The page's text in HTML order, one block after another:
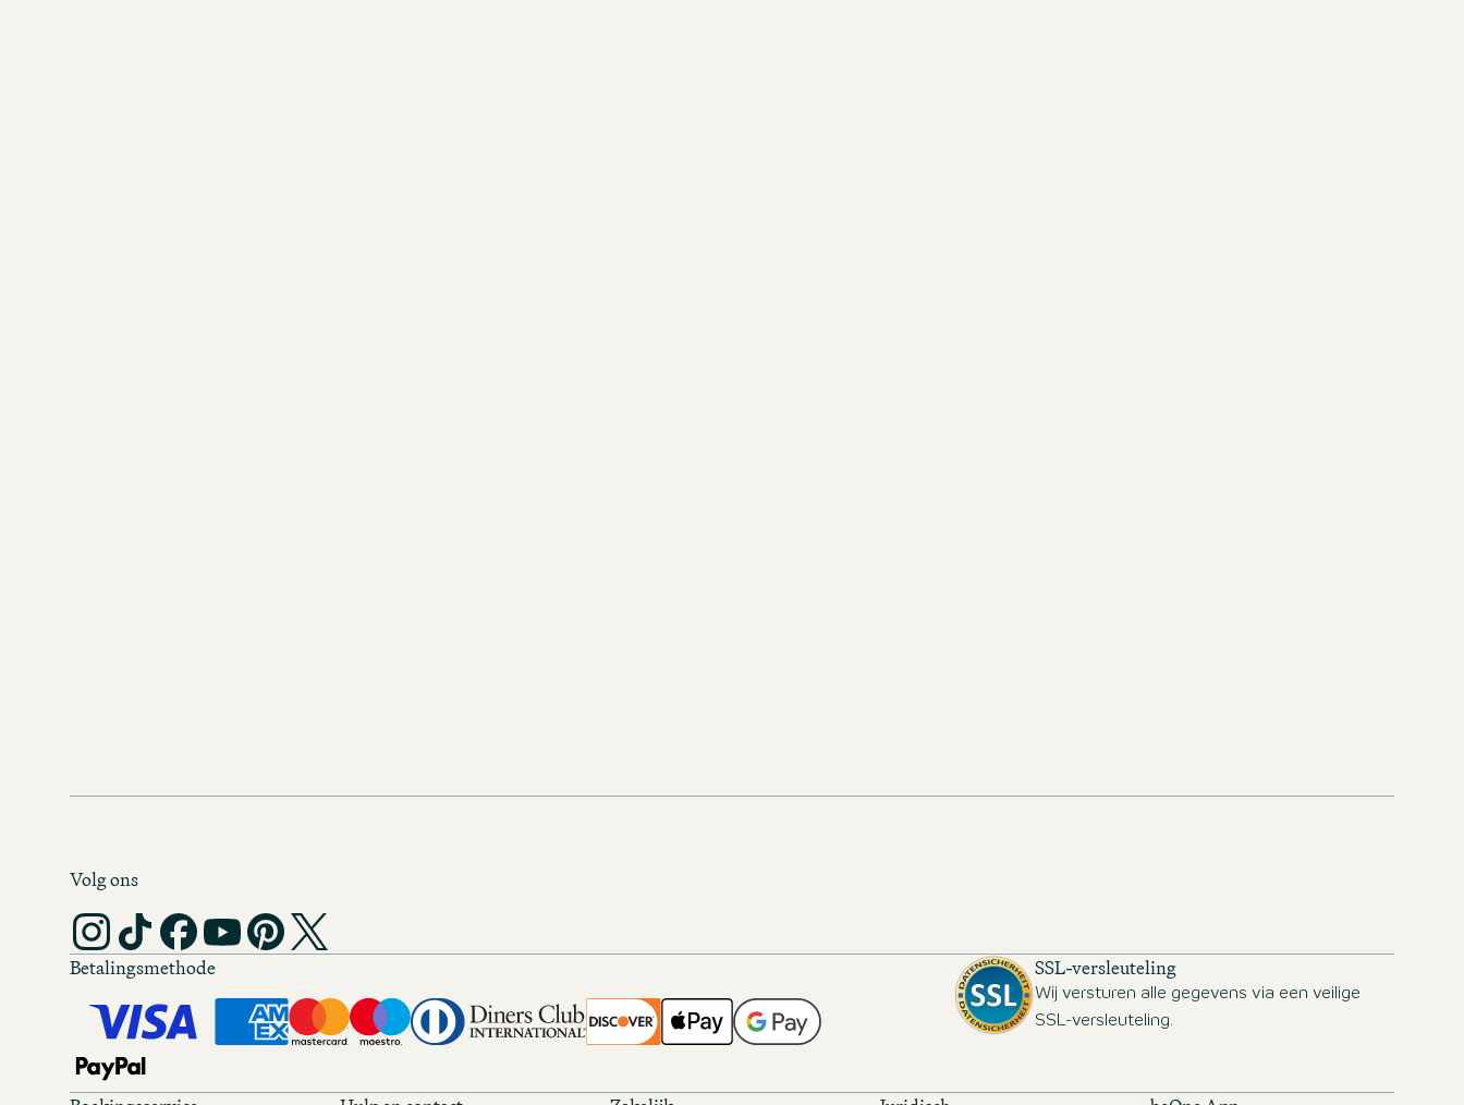
Volg ons
Betalingsmethode SSL-versleuteling
Wij versturen alle gegevens via een veilige
SSL-versleuteling.